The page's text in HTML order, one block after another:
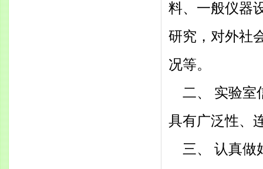
料、一般仪器
研究，对外社
况等。
二、 实验室
具有广泛性、
三、 认真做